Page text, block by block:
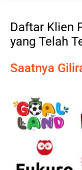
Daftar Klien
yang Telah
Saatnya